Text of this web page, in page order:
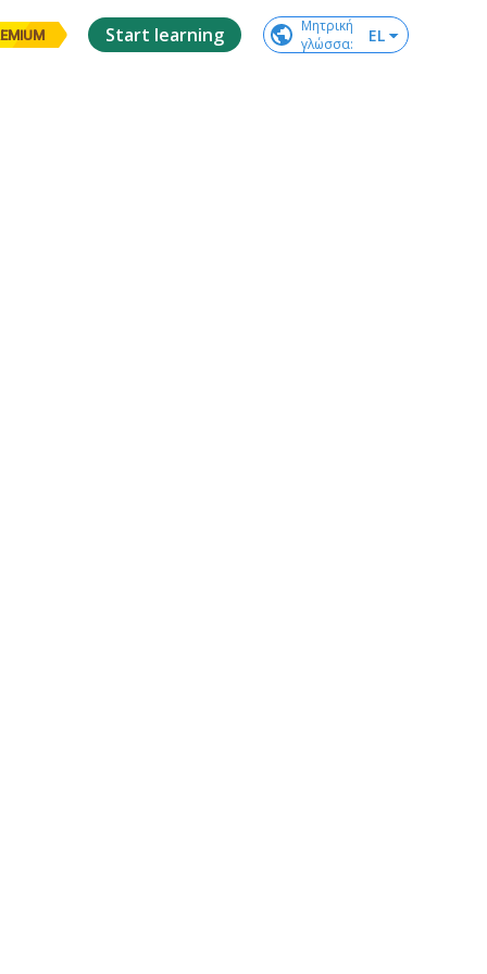
Start learning
Μητρική
γλώσσα: EL